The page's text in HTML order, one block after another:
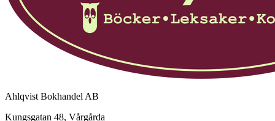
Ahlqvist Bokhandel AB
Kungsgatan 48, Vårgårda